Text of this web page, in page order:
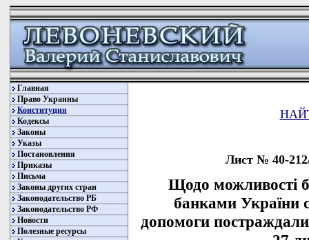
Главная
Право Украины
Конституция
Кодексы
Законы
Указы
Постановления
Приказы
Письма
Законы других стран
Законодательство РБ
Законодательство РФ
Новости
Полезные ресурсы
Лист № 40-212/
Щодо можливості
банками України
допомоги